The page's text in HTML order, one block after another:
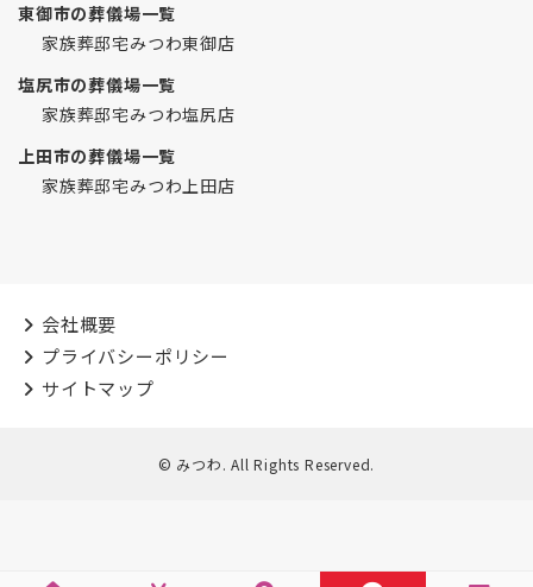
東御市の葬儀場一覧
家族葬邸宅みつわ東御店
塩尻市の葬儀場一覧
家族葬邸宅みつわ塩尻店
上田市の葬儀場一覧
家族葬邸宅みつわ上田店
会社概要
プライバシーポリシー
サイトマップ
© みつわ. All Rights Reserved.